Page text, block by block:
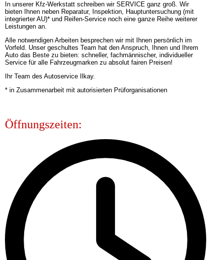
In unserer Kfz-Werkstatt schreiben wir SERVICE ganz groß. Wir
bieten Ihnen neben Reparatur, Inspektion, Hauptuntersuchung (mit
integrierter AU)* und Reifen-Service noch eine ganze Reihe weiterer
Leistungen an.
​Alle notwendigen Arbeiten besprechen wir mit Ihnen persönlich im
Vorfeld. Unser geschultes Team hat den Anspruch, Ihnen und Ihrem
Auto das Beste zu bieten: schneller, fachmännischer, individueller
Service für alle Fahrzeugmarken zu absolut fairen Preisen!
Ihr Team des Autoservice Ilkay.
​* in Zusammenarbeit mit autorisierten Prüforganisationen
Öffnungszeiten: